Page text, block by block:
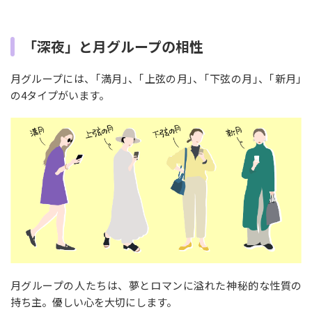
「深夜」と月グループの相性
月グループには、｢満月｣、｢上弦の月｣、｢下弦の月｣、｢新月｣
の4タイプがいます。
月グループの人たちは、夢とロマンに溢れた神秘的な性質の
持ち主。優しい心を大切にします。